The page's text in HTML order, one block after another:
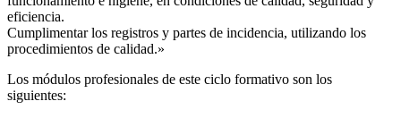
eficiencia.
Cumplimentar los registros y partes de incidencia, utilizando los
procedimientos de calidad.»
Los módulos profesionales de este ciclo formativo son los
siguientes: